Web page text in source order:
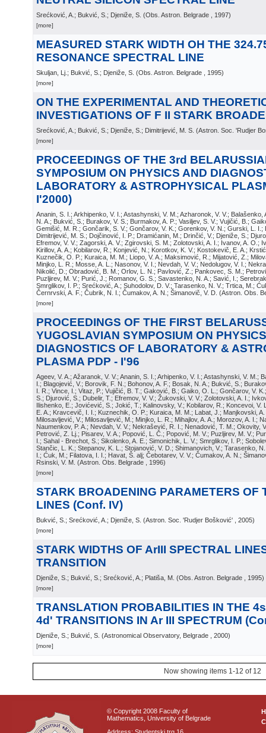
Srećković, A.; Bukvić, S.; Djeniže, S. (Obs. Astron. Belgrade , 1997)
[more]
MEASURED STARK WIDTH OH THE
RESONANCE SPECTRAL LINE
Skuljan, Lj.; Bukvić, S.; Djeniže, S. (Obs. Astron. Belgrade , 1995)
[more]
ON THE EXPERIMENTAL AND
INVESTIGATIONS OF F II STARK
Srećković, A.; Bukvić, S.; Djeniže, S.; Dimitrijević, M. S. (Astron. Soc. 'Rudjer
[more]
PROCEEDINGS OF THE 3rd
SYMPOSIUM ON PHYSICS AND
LABORATORY & ASTROPHYSICAL
I'2000)
Ananin, S. I.; Arkhipenko, V. I.; Astashynski, V. M.; Azharonok, V. V.;
N. A.; Bukvić, S.; Burakov, V. S.; Burmakov, A. P.; Vasiljev, S. V.; Vujičić, B.;
Gemišić, M. R.; Gončarik, S. V.; Gončarov, V. K.; Gorenkov, V. N.; Gurski, L. I.;
Dimitrijević, M. S.; Dojčinović, I. P.; Dramićanin, M.; Drinčić, V.; Djeniže, S.;
Efremov, V. V.; Zagorski, A. V.; Zgirovski, S. M.; Zolotovski, A. I.; Ivanov, A. O.;
Kirillov, A. A.; Kobilarov, R.; Konjević, N.; Korotkov, K. V.; Kostokevič, E. A.;
Kuznečik, O. P.; Kuraica, M. M.; Liopo, V. A.; Maksimović, R.; Mijatović, Z.;
Minjko, L. R.; Mosse, A. L.; Nasonov, V. I.; Nevdah, V. V.; Nedolugov, V. I.;
Nikolić, D.; Obradović, B. M.; Orlov, L. N.; Pavlović, Z.; Pankovec, S. M.;
Puzljirev, M. V.; Purić, J.; Romanov, G. S.; Savastenko, N. A.; Savić, I.;
Smrglikov, I. P.; Srećković, A.; Suhodolov, D. V.; Tarasenko, N. V.; Trtica, M.;
Černrvski, A. F.; Čubrik, N. I.; Čumakov, A. N.; Šimanovič, V. D. (Astron. Obs.
[more]
PROCEEDINGS OF THE FIRST
YUGOSLAVIAN SYMPOSIUM ON
DIAGNOSTICS OF LABORATORY &
PLASMA PDP - I'96
Ageev, V. A.; Ažaranok, V. V.; Ananin, S. I.; Arhipenko, V. I.; Astashynski, V. M.;
I.; Blagojević, V.; Borovik, F. N.; Bohonov, A. F.; Bosak, N. A.; Bukvić, S.;
I. R.; Vince, I.; Vitaz, P.; Vujičić, B. T.; Gaković, B.; Gaiko, O. L.; Gončarov, V.
S.; Djurović, S.; Dubelir, T.; Efremov, V. V.; Žukovski, V. V.; Zolotovski, A. I.;
Ilishenko, E.; Jovićević, S.; Jokić, T.; Kalinovsky, V.; Kobilarov, R.; Koncevoi, V.
E. A.; Kravcevič, I. I.; Kuznechik, O. P.; Kuraica, M. M.; Labat, J.; Manjkovski,
Milosavljević, V.; Milosavljević, M.; Minjko, L. R.; Mihajlov, A. A.; Morozov, A. I.;
Naumenkov, P. A.; Nevdah, V. V.; Nekrašević, R. I.; Nenadović, T. M.; Okovity,
Petrović, Z. Lj.; Pisarev, V. A.; Popović, L. Č.; Popović, M. V.; Puzljirev, M. V.;
I.; Sahal - Brechot, S.; Sikolenko, A. E.; Simonichik, L. V.; Smrglikov, I. P.;
Stančic, L. K.; Stepanov, K. L.; Stojanović, V. D.; Shimanovich, V.; Tarasenko,
I.; Ćuk, M.; Filatova, I. I.; Havat, Š. alj; Čebotarev, V. V.; Čumakov, A. N.;
Rsinski, V. M. (Astron. Obs. Belgrade , 1996)
[more]
STARK BROADENING PARAMETERS OF
LINES (Conf. IV)
Bukvić, S.; Srećković, A.; Djeniže, S. (Astron. Soc. 'Rudjer Bošković' , 2005)
[more]
STARK WIDTHS OF ArIII SPECTRAL
TRANSITION
Djeniže, S.; Bukvić, S.; Srećković, A.; Platiša, M. (Obs. Astron. Belgrade , 1995)
[more]
TRANSLATION PROBABILITIES IN THE
4d' TRANSITIONS IN Ar III SPECTRUM
Djeniže, S.; Bukvić, S. (Astronomical Observatory, Belgrade , 2000)
[more]
Now showing items 1-12 of 12
© Copyright 2008 Faculty of
Mathematics, University of Belgrade